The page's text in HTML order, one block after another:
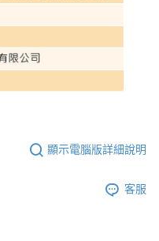
顯示電腦版詳細說明
客服